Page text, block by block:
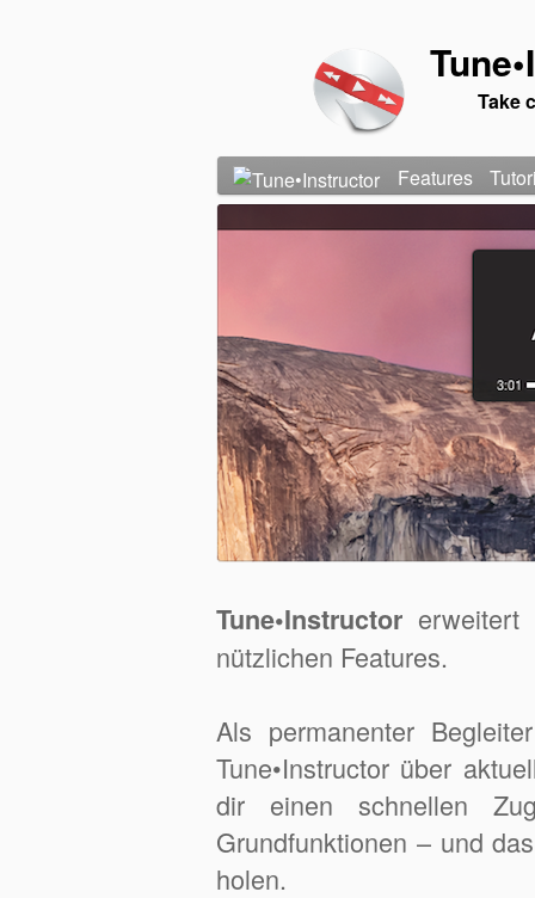
Take
Features
Tune•Instructor
nützlichen Features.
Als permanenter
Tune•Instructor über
dir einen schnellen
Grundfunktionen – und
holen.